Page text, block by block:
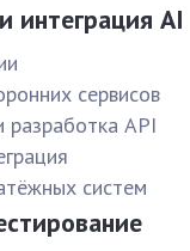
интеграция AI
сервисов
API
систем